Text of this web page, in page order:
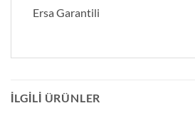
Ersa Garantili
İLGILI ÜRÜNLER